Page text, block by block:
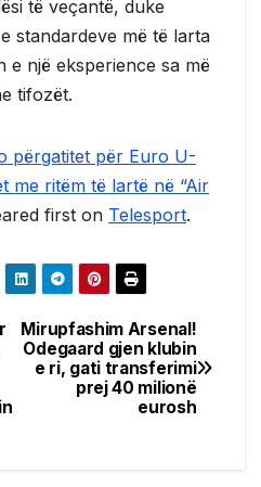
të veçantë, duke
standardeve më të larta
e një eksperience sa më
tifozët.
përgatitet për Euro U-
me ritëm të lartë në “Air
first on Telesport.
Mirupfashim Arsenal!
Odegaard gjen klubin
e ri, gati transferimi
prej 40 milionë
eurosh